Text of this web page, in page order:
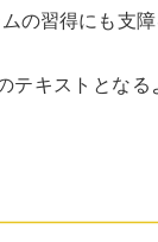
の習得にも支
テキストとなる